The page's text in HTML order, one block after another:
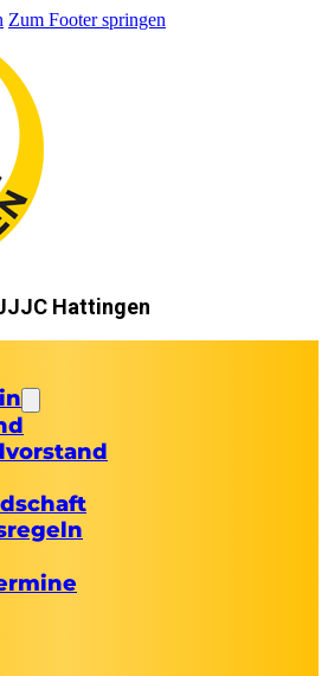
Zum Footer springen
Hattingen